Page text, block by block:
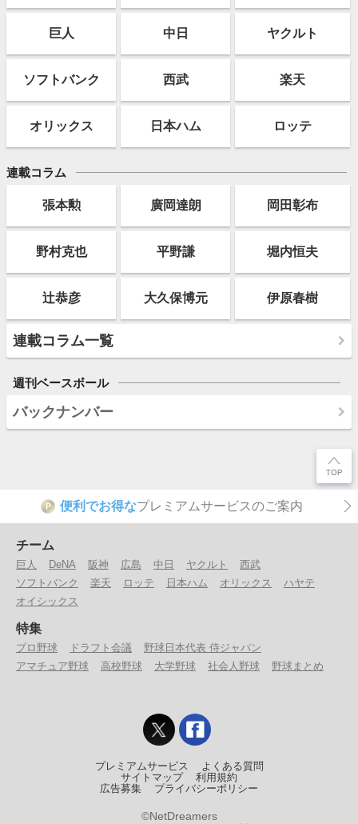
巨人 中日 ヤクルト
ソフト バンク 西武 楽天
オリックス 日本ハム ロッテ
連載コラム
張本勲 廣岡達朗 岡田彰布
野村克也 平野謙 堀内恒夫
辻恭彦 大久保博元 伊原春樹
連載コラム一覧
週刊ベースボール
バックナンバー
P 便利でお得なプレミアムサービスのご案内
チーム
巨人 DeNA 阪神 広島 中日 ヤクルト
西武
ソフトバンク
楽天 ロッテ 日本ハム オリックス
ハヤテ
オイシックス
特集
プロ野球 ドラフト会議
野球日本代表 侍ジャパン
アマチュア野球
高校野球 大学野球 社会人野球 野球まとめ
プレミアムサービス
よくある質問
サイトマップ
利用規約
広告募集
プライバシーポリシー
©NetDreamers